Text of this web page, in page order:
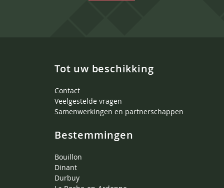
Tot uw beschikking
Contact
Veelgestelde vragen
Samenwerkingen en partnerschappen
Bestemmingen
Bouillon
Dinant
Durbuy